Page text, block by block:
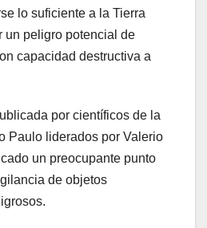
lo suficiente a la Tierra
un peligro potencial de
capacidad destructiva a
por científicos de la
Paulo liderados por Valerio
un preocupante punto
de objetos